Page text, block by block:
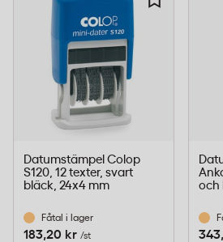
Tvåfärgade datumstämplar
administration,
dokument behöver tids- och
tydlig visuell skillnad. Den röda
för datum medan blå markerar
Förpackningen är märkt med
Datumstämpel Colop
S120, 12 texter, svart
bläck, 24x4 mm
Fåtal i lager
183,20 kr /st
och